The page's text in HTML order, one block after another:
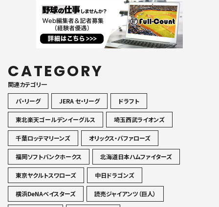
CATEGORY
関連カテゴリ一
パ・リーグ
JERA セ・リーグ ドラフト
東北楽天ゴールデンイーグルス 埼玉西武ライオンズ
千葉ロッテマリーンズ オリックス・バファローズ
福岡ソフトバンクホークス 北海道日本ハムファイターズ
東京ヤクルトスワローズ 中日ドラゴンズ
横浜DeNAベイスターズ 読売ジャイアンツ（巨人）